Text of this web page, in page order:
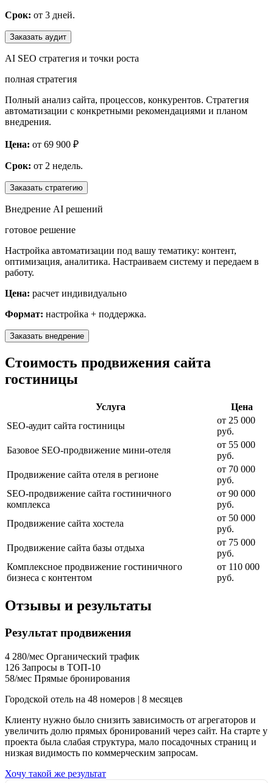
Срок: от 3 дней.
Заказать аудит
AI SEO стратегия и точки роста
полная стратегия
Полный анализ сайта, процессов, конкурентов. Стратегия
автоматизации с конкретными рекомендациями и планом
внедрения.
Цена: от 69 900 ₽
Срок: от 2 недель.
Заказать стратегию
Внедрение AI решений
готовое решение
Настройка автоматизации под вашу тематику: контент,
оптимизация, аналитика. Настраиваем систему и передаем в
работу.
Цена: расчет индивидуально
Формат: настройка + поддержка.
Заказать внедрение
Стоимость продвижения сайта
гостиницы
Услуга
Цена
SEO-аудит сайта гостиницы
от 25 000
руб.
Базовое SEO-продвижение мини-отеля
от 55 000
руб.
Продвижение сайта отеля в регионе
от 70 000
руб.
SEO-продвижение сайта гостиничного
комплекса
от 90 000
руб.
Продвижение сайта хостела
от 50 000
руб.
Продвижение сайта базы отдыха
от 75 000
руб.
Комплексное продвижение гостиничного
бизнеса с контентом
от 110 000
руб.
Отзывы и результаты
Результат продвижения
4 280/мес Органический трафик
126 Запросы в ТОП-10
58/мес Прямые бронирования
Городской отель на 48 номеров | 8 месяцев
Клиенту нужно было снизить зависимость от агрегаторов и
увеличить долю прямых бронирований через сайт. На старте у
проекта была слабая структура, мало посадочных страниц и
низкая видимость по коммерческим запросам.
Хочу такой же результат